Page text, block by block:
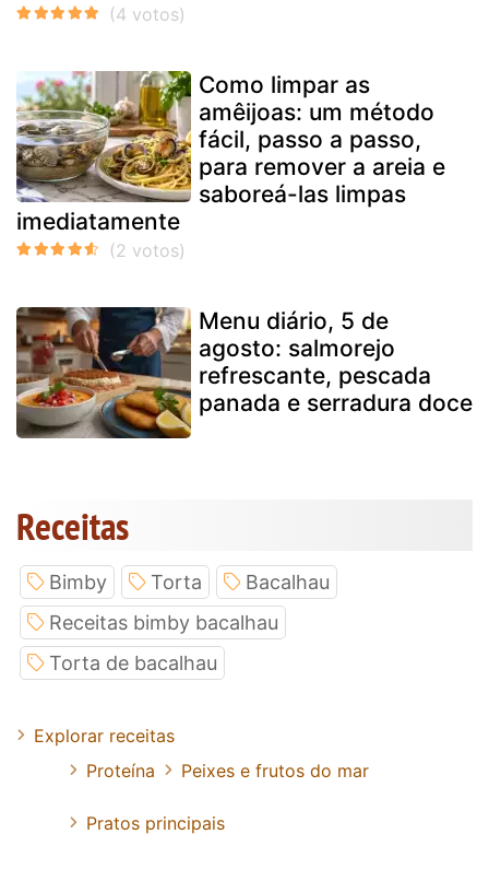
Como limpar as
amêijoas: um método
fácil, passo a passo,
para remover a areia e
saboreá-las limpas
imediatamente
Menu diário, 5 de
agosto: salmorejo
refrescante, pescada
panada e serradura doce
Receitas
Bimby Torta
Bacalhau
Receitas bimby bacalhau
Torta de bacalhau
Explorar receitas
Proteína
Peixes e frutos do mar
Pratos principais